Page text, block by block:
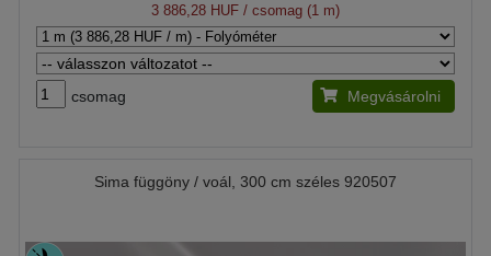
3 886,28 HUF / csomag (1 m)
csomag Megvásárolni
Sima függöny / voál, 300 cm széles 920507